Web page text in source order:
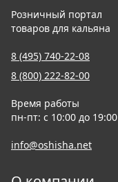
Розничный портал
товаров для кальяна
8 (495) 740-22-08
8 (800) 222-82-00
Время работы
пн-пт: с 10:00 до 19:00
info@oshisha.net